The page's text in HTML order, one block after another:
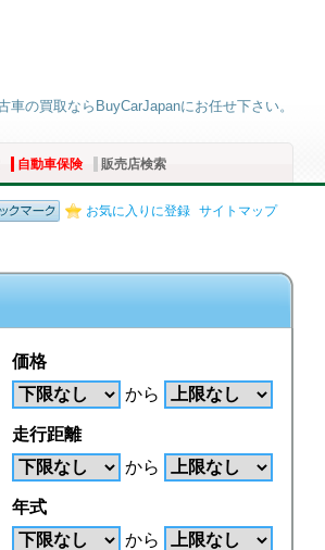
車の買取ならBuyCarJapanにお任せ下さい。
自動車保険 販売店検索
お気に入りに登録 サイトマップ
価格
から
走行距離
から
年式
から